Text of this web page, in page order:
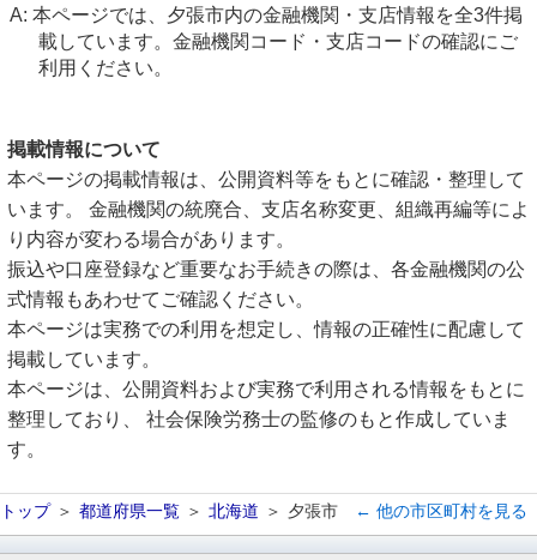
本ページでは、夕張市内の金融機関・支店情報を全3件掲
載しています。金融機関コード・支店コードの確認にご
利用ください。
掲載情報について
本ページの掲載情報は、公開資料等をもとに確認・整理して
います。 金融機関の統廃合、支店名称変更、組織再編等によ
り内容が変わる場合があります。
振込や口座登録など重要なお手続きの際は、各金融機関の公
式情報もあわせてご確認ください。
本ページは実務での利用を想定し、情報の正確性に配慮して
掲載しています。
本ページは、公開資料および実務で利用される情報をもとに
整理しており、 社会保険労務士の監修のもと作成していま
す。
トップ 都道府県一覧 北海道 夕張市 ← 他の市区町村を見る